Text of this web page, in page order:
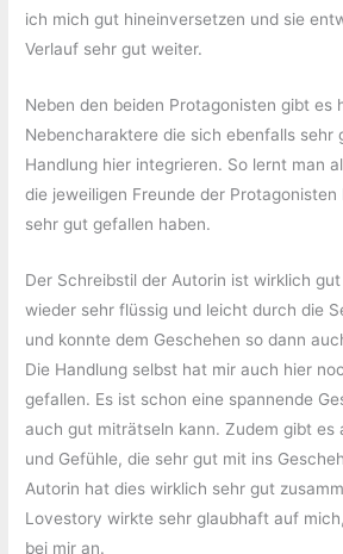
ich mich gut hineinversetzen und sie
Verlauf sehr gut weiter.
Neben den beiden Protagonisten gibt es
Nebencharaktere die sich ebenfalls sehr
Handlung hier integrieren. So lernt man
die jeweiligen Freunde der Protagonisten
sehr gut gefallen haben.
Der Schreibstil der Autorin ist wirklich
wieder sehr flüssig und leicht durch die
und konnte dem Geschehen so dann
Die Handlung selbst hat mir auch hier
gefallen. Es ist schon eine spannende
auch gut miträtseln kann. Zudem gibt es
und Gefühle, die sehr gut mit ins
Autorin hat dies wirklich sehr gut
Lovestory wirkte sehr glaubhaft auf
bei mir an.